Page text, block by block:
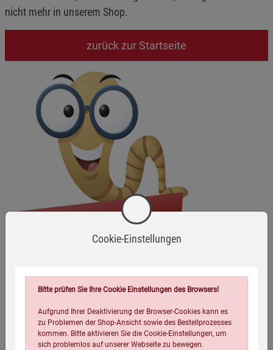
nicht mehr in unserem Shop.
zurück zur Startseite
Cookie-Einstellungen
Bitte prüfen Sie Ihre Cookie Einstellungen des Browsers!
Aufgrund Ihrer Deaktivierung der Browser-Cookies kann es
zu Problemen der Shop-Ansicht sowie des Bestellprozesses
kommen. Bitte aktivieren Sie die Cookie-Einstellungen, um
sich problemlos auf unserer Webseite zu bewegen.